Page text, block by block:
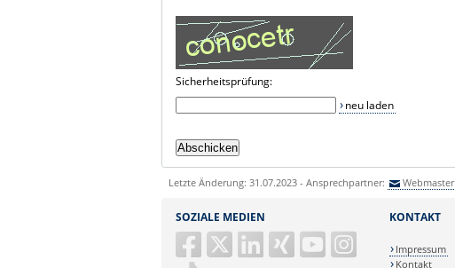
Sicherheitsprüfung:
neu laden
Letzte Änderung: 31.07.2023 - Ansprechpartner: Webmaster
SOZIALE MEDIEN KONTAKT
Impressum
Kontakt